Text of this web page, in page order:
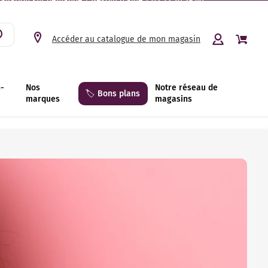
Accéder au catalogue de mon magasin
Nos
marques
🏷️ Bons plans
Notre réseau de
magasins